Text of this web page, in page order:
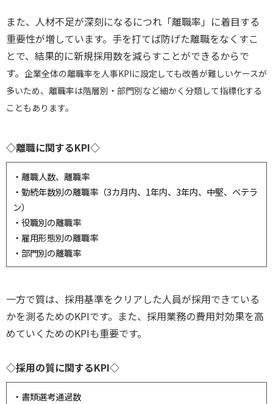
また、人材不足が深刻になるにつれ「離職率」に着目する
重要性が増しています。手を打てば防げた離職をなくすこ
とで、結果的に新規採用数を減らすことができるからで
す。 企業全体の離職率を人事KPIに設定しても改善が難しいケースが
多いため、離職率は階層別・部門別など細かく分類して指標化する
こともあります。
◇離職に関するKPI◇
・離職人数、離職率
・勤続年数別の離職率（3カ月内、1年内、3年内、中堅、ベテラ
ン）
・役職別の離職率
・雇用形態別の離職率
・部門別の離職率
一方で質は、採用基準をクリアした人員が採用できている
かを測るためのKPIです。また、採用業務の費用対効果を高
めていくためのKPIも重要です。
◇採用の質に関するKPI◇
・書類選考通過数